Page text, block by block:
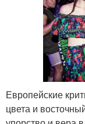
Европейские
цвета и